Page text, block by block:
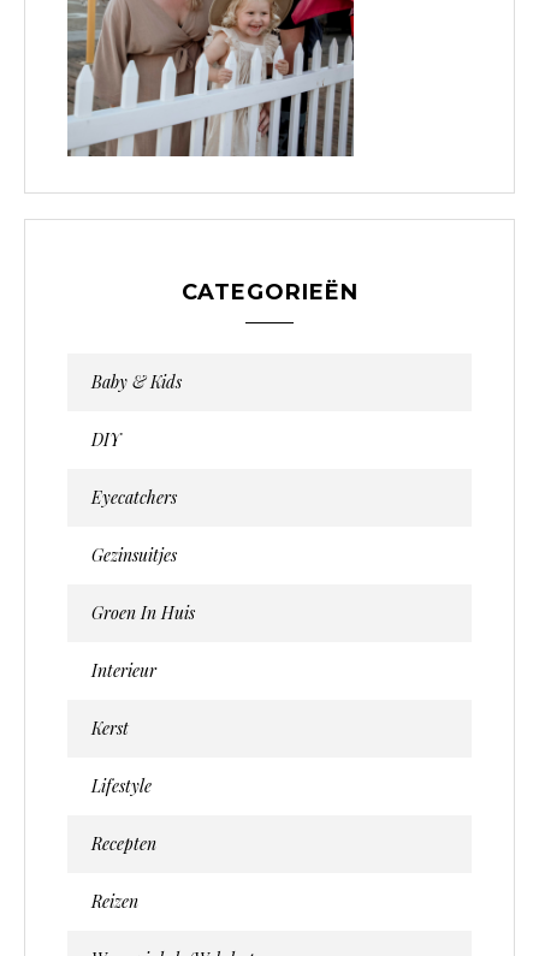
CATEGORIEËN
Baby & Kids
DIY
Eyecatchers
Gezinsuitjes
Groen In Huis
Interieur
Kerst
Lifestyle
Recepten
Reizen